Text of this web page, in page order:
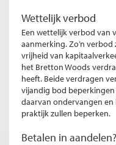
Wettelijk verbod
Een wettelijk verbod van
aanmerking. Zo’n
vrijheid van
het Bretton Woods
heeft. Beide verdragen
vijandig bod
daarvan ondervangen
praktijk zullen beperken.
Betalen in aandelen?